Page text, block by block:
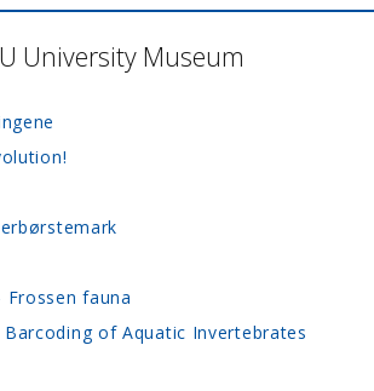
University Museum
Frossen fauna
of Aquatic Invertebrates